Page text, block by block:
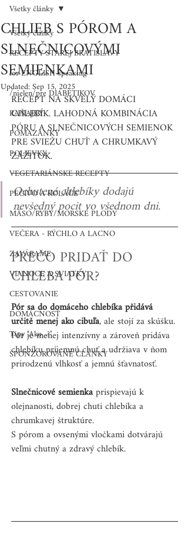
Všetky články
RECEPTY STAREJ BRATISLAVY
for ENGLISH-speaking
/nielen/pre DIABETIKOV
RAŇAJKY
POMAZÁNKY
POLIEVKY
VEGETARIÁNSKE RECEPTY
PEČIVO A KOLÁČE
MÄSO/RYBY/MORSKÉ PLODY
VEČERA - RÝCHLO A LACNO
ZAVÁRAME
VIANOCE A SVIATKY
CESTOVANIE
DOMÁCNOSŤ
Tipy "Ako...?"
SPONZOROVANÉ ČLÁNKY
Všetky články
CHLIEB S PÓROM A
SLNEČNICOVÝMI
SEMIENKAMI
Updated:Sep 15, 2025
RECEPT NA SKVELÝ DOMÁCI
CHLEBÍK. LAHODNÁ KOMBINÁCIA
PÓRU A SLNEČNICOVÝCH SEMIENOK
PRE SVIEŽU CHUŤ A CHRUMKAVÝ
ZÁŽITOK.
Ochutené chlebíky dodajú
nevšedný pocit vo všednom dni.
PREČO PRIDAŤ DO
CHLEBA PÓR?
Pór sa do domáceho chlebíka přidává
určitě menej ako cibuľa, ale stojí za skúšku.
Pór je menej intenzívny a zároveň pridáva
chlebíku príjemnú chuť a udržiava v ňom
prirodzenú vlhkosť a jemnú šťavnatosť.
Slnečnicové semienka prispievajú k
olejnanosti, dobrej chuti chlebíka a
chrumkavej štruktúre.
S pórom a ovsenými vločkami dotvárajú
veľmi chutný a zdravý chlebík.